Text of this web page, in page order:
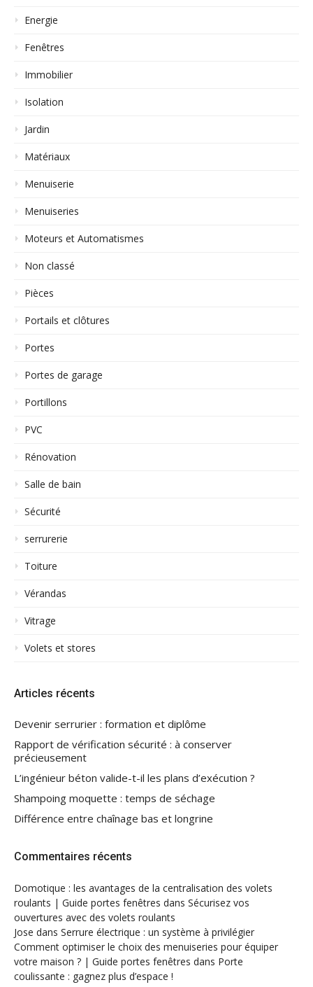
Energie
Fenêtres
Immobilier
Isolation
Jardin
Matériaux
Menuiserie
Menuiseries
Moteurs et Automatismes
Non classé
Pièces
Portails et clôtures
Portes
Portes de garage
Portillons
PVC
Rénovation
Salle de bain
Sécurité
serrurerie
Toiture
Vérandas
Vitrage
Volets et stores
Articles récents
Devenir serrurier : formation et diplôme
Rapport de vérification sécurité : à conserver
précieusement
L’ingénieur béton valide-t-il les plans d’exécution ?
Shampoing moquette : temps de séchage
Différence entre chaînage bas et longrine
Commentaires récents
Domotique : les avantages de la centralisation des volets
roulants | Guide portes fenêtres dans Sécurisez vos
ouvertures avec des volets roulants
Jose dans Serrure électrique : un système à privilégier
Comment optimiser le choix des menuiseries pour équiper
votre maison ? | Guide portes fenêtres dans Porte
coulissante : gagnez plus d’espace !